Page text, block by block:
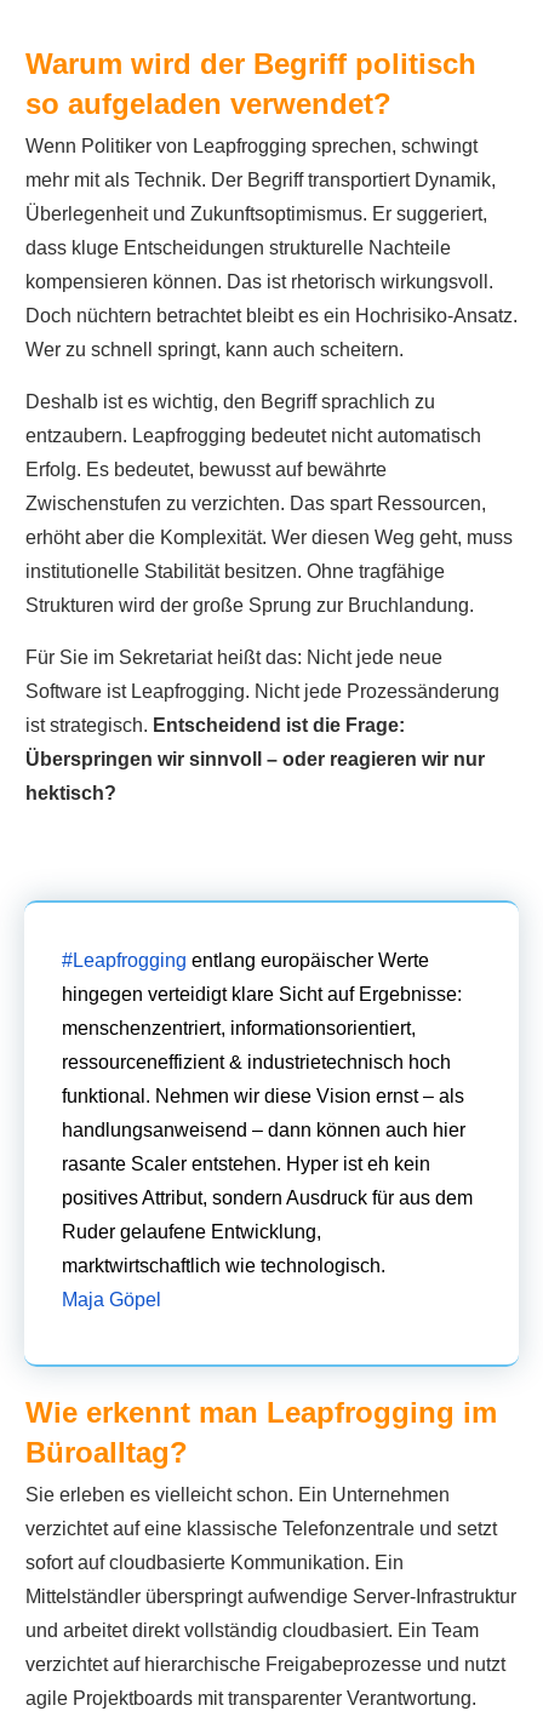
Warum wird der Begriff politisch
so aufgeladen verwendet?
Wenn Politiker von Leapfrogging sprechen, schwingt
mehr mit als Technik. Der Begriff transportiert Dynamik,
Überlegenheit und Zukunftsoptimismus. Er suggeriert,
dass kluge Entscheidungen strukturelle Nachteile
kompensieren können. Das ist rhetorisch wirkungsvoll.
Doch nüchtern betrachtet bleibt es ein Hochrisiko-Ansatz.
Wer zu schnell springt, kann auch scheitern.
Deshalb ist es wichtig, den Begriff sprachlich zu
entzaubern. Leapfrogging bedeutet nicht automatisch
Erfolg. Es bedeutet, bewusst auf bewährte
Zwischenstufen zu verzichten. Das spart Ressourcen,
erhöht aber die Komplexität. Wer diesen Weg geht, muss
institutionelle Stabilität besitzen. Ohne tragfähige
Strukturen wird der große Sprung zur Bruchlandung.
Für Sie im Sekretariat heißt das: Nicht jede neue
Software ist Leapfrogging. Nicht jede Prozessänderung
ist strategisch. Entscheidend ist die Frage:
Überspringen wir sinnvoll – oder reagieren wir nur
hektisch?
#Leapfrogging entlang europäischer Werte
hingegen verteidigt klare Sicht auf Ergebnisse:
menschenzentriert, informationsorientiert,
ressourceneffizient & industrietechnisch hoch
funktional. Nehmen wir diese Vision ernst – als
handlungsanweisend – dann können auch hier
rasante Scaler entstehen. Hyper ist eh kein
positives Attribut, sondern Ausdruck für aus dem
Ruder gelaufene Entwicklung,
marktwirtschaftlich wie technologisch.
Maja Göpel
Wie erkennt man Leapfrogging im
Büroalltag?
Sie erleben es vielleicht schon. Ein Unternehmen
verzichtet auf eine klassische Telefonzentrale und setzt
sofort auf cloudbasierte Kommunikation. Ein
Mittelständler überspringt aufwendige Server-Infrastruktur
und arbeitet direkt vollständig cloudbasiert. Ein Team
verzichtet auf hierarchische Freigabeprozesse und nutzt
agile Projektboards mit transparenter Verantwortung.